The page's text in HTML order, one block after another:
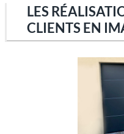
LES
CLIENTS EN